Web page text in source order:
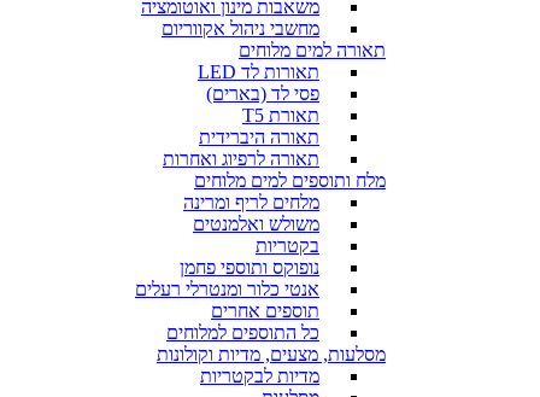
משאבות מינון ואוטומציה
מחשבי ניהול אקווריום
תאורה למים מלוחים
תאורות לד LED
פסי לד (בארים)
תאורת T5
תאורה היברידית
תאורה לרפיוג ואחרות
מלח ותוספים למים מלוחים
מלחים לריף ומרינה
משולש ואלמנטים
בקטריות
נופוקס ותוספי פחמן
אנטי כלור ומנטרלי רעלים
תוספים אחרים
כל התוספים למלוחים
מסלעות, מצעים, מדיות וקולונות
מדיות לבקטריות